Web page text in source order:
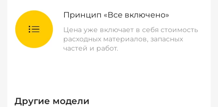
Принцип «Все включено»
Цена уже включает в себя стоимость
расходных материалов, запасных
частей и работ.
Другие модели